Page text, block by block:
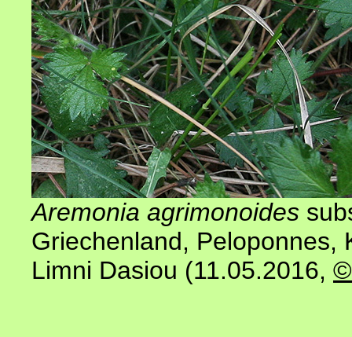
Aremonia agrimonoides
Griechenland, Peloponnes,
Limni Dasiou (11.05.2016,